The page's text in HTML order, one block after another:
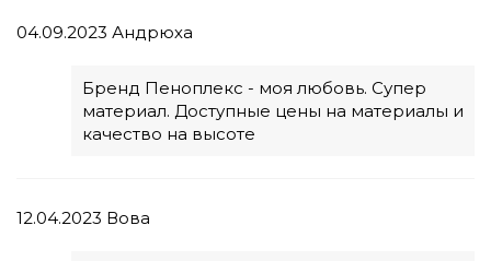
04.09.2023 Андрюха
Бренд Пеноплекс - моя любовь. Супер
материал. Доступные цены на материалы и
качество на высоте
12.04.2023 Вова